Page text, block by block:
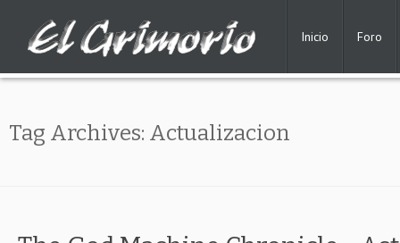
Inicio Foro
Tag Archives: Actualizacion